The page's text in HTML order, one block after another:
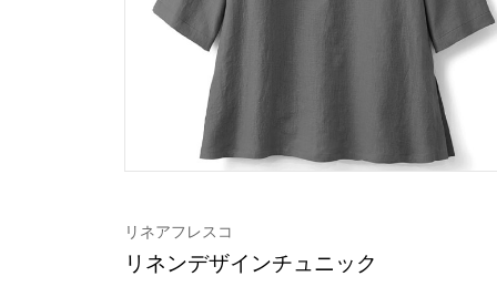
リネアフレスコ
リネンデザインチュニック